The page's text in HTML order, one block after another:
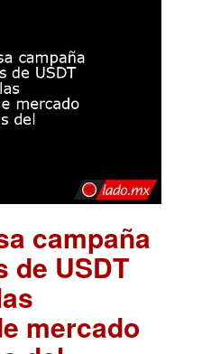
campaña
de USDT
mercado